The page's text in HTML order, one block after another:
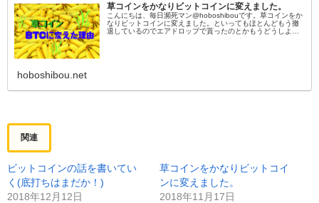
草コインをかなりビットコインに変えました。
こんにちは、毎日瀕死マン@hoboshibouです。草コインをか
なりビットコインに変えました。といってもほとんどもう撤
退しているのでエアドロップで貰ったのとかもうどうしよう
hoboshibou.net
関連
ビットコインの話を書いてい
く(底打ちはまだか！)
2018年12月12日
草コインをかなりビットコイ
ンに変えました。
2018年11月17日